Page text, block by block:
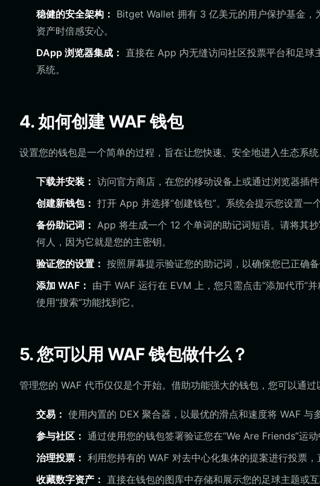
稳健的安全架构： Bitget Wallet 拥有 3 亿美元的用户保护基金，
资产时倍感安心。
DApp 浏览器集成： 直接在 App 内无缝访问社区投票平台和足
系统。
4. 如何创建 WAF 钱包
设置您的钱包是一个简单的过程，旨在让您快速、安全地进入生态系
下载并安装： 访问官方商店，在您的移动设备上或通过浏览器插
创建新钱包： 打开 App 并选择“创建钱包”。系统会提示您设置一
备份助记词： App 将生成一个 12 个单词的助记词短语。请将其
何人，因为它就是您的主密钥。
验证您的设置： 按照屏幕提示验证您的助记词，以确保您已正确备
添加 WAF： 由于 WAF 运行在 EVM 上，您只需点击“添加代币”
使用“搜索”功能找到它。
5. 您可以用 WAF 钱包做什么？
管理您的 WAF 代币仅仅是个开始。借助功能强大的钱包，您可以通过
交易： 使用内置的 DEX 聚合器，以最优的滑点和速度将 WAF 与
参与社区： 通过使用您的钱包签署验证您在“We Are Friends”运
治理投票： 利用您持有的 WAF 对去中心化集体的提案进行投票，
收藏数字资产： 直接在钱包的图库中存储和展示您的足球主题或